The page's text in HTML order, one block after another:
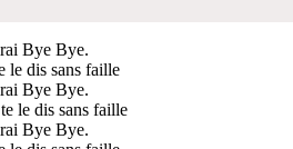
Bye Bye.
le dis sans faille
Bye Bye.
le dis sans faille
Bye Bye.